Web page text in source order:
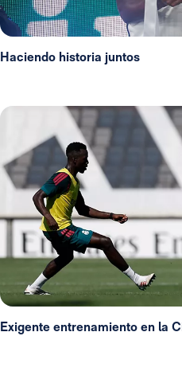
Haciendo historia juntos
Exigente entrenamiento en la